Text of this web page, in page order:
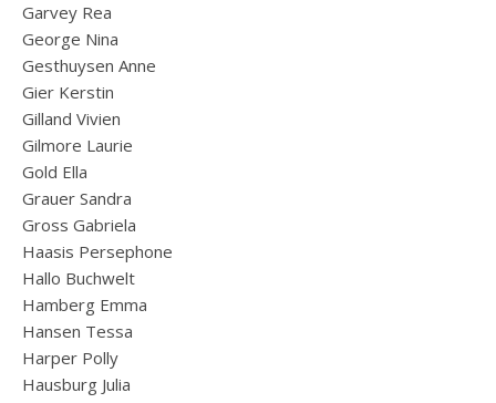
Garvey Rea
George Nina
Gesthuysen Anne
Gier Kerstin
Gilland Vivien
Gilmore Laurie
Gold Ella
Grauer Sandra
Gross Gabriela
Haasis Persephone
Hallo Buchwelt
Hamberg Emma
Hansen Tessa
Harper Polly
Hausburg Julia